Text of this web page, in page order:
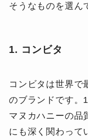
そうなものを選ん
1. コンビタ
コンビタは世界で
のブランドです。
マヌカハニーの品
にも深く関わって